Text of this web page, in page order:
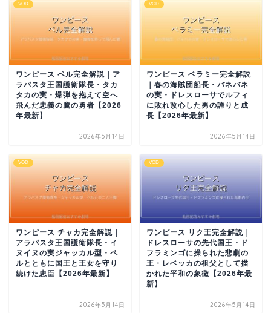
VOD
ワンピース ペル完全解説｜ア
ラバスタ王国護衛隊長・タカ
タカの実・爆弾を抱えて空へ
飛んだ忠義の鷹の勇者【2026
年最新】
2026年5月14日
VOD
ワンピース ベラミー完全解説
｜春の海賊団船長・バネバネ
の実・ドレスローサでルフィ
に敗れ改心した男の誇りと成
長【2026年最新】
2026年5月14日
VOD
ワンピース チャカ完全解説｜
アラバスタ王国護衛隊長・イ
ヌイヌの実ジャッカル型・ペ
ルとともに国王と王女を守り
続けた忠臣【2026年最新】
2026年5月14日
VOD
ワンピース リク王完全解説｜
ドレスローサの先代国王・ド
フラミンゴに操られた悲劇の
王・レベッカの祖父として描
かれた平和の象徴【2026年最
新】
2026年5月14日